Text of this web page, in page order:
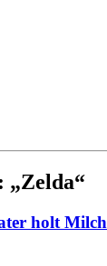
„Zelda“
holt Milch